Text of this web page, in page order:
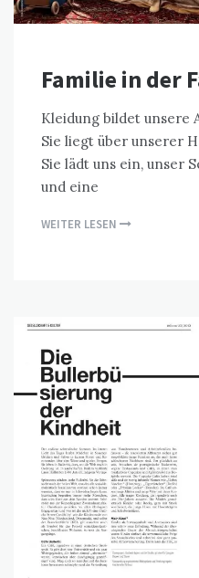
Familie in der
Kleidung bildet unsere
Sie liegt über unserer
Sie lädt uns ein, unser
und eine
WEITER LESEN